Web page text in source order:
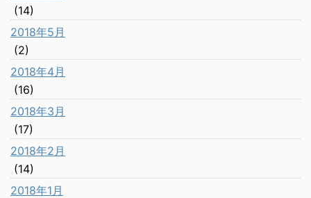
(14)
2018年5月
(2)
2018年4月
(16)
2018年3月
(17)
2018年2月
(14)
2018年1月